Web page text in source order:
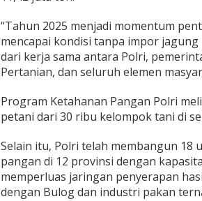
“Tahun 2025 menjadi momentum
mencapai kondisi tanpa impor
dari kerja sama antara Polri,
Pertanian, dan seluruh elemen
Program Ketahanan Pangan Polri
petani dari 30 ribu kelompok tani di
Selain itu, Polri telah membangun 18
pangan di 12 provinsi dengan
memperluas jaringan penyerapan
dengan Bulog dan industri pakan